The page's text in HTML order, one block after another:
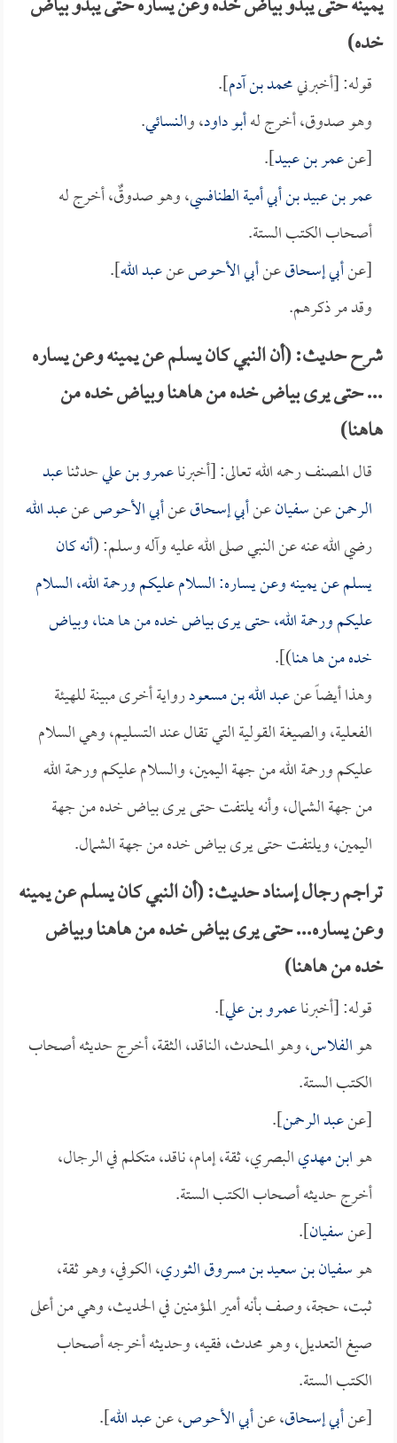
خده)
قوله: [أخبرنيمحمد بن آدم].
وهو صدوق، أخرج لهأبو داود، والنسائي.
[عنعمر بن عبيد].
عمر بن عبيد بن أبي أمية الطنافسي، وهو صدوقٌ، أخرج له
أصحاب الكتب الستة.
[عنأبي إسحاقعنأبي الأحوصعنعبد الله].
وقد مر ذكرهم.
شرح حديث: (أن النبي كان يسلم عن يمينه وعن يساره
... حتى يرى بياض خده من هاهنا وبياض خده من
هاهنا)
قال المصنف رحمه الله تعالى: [أخبرناعمرو بن عليحدثناعبد
الرحمنعنسفيانعنأبي إسحاقعنأبي الأحوصعنعبد الله
رضي الله عنه عن النبي صلى الله عليه وآله وسلم: (أنه كان
يسلم عن يمينه وعن يساره: السلام عليكم ورحمة الله، السلام
عليكم ورحمة الله، حتى يرى بياض خده من ها هنا، وبياض
خده من ها هنا)].
وهذا أيضاً عنعبد الله بن مسعودرواية أخرى مبينة للهيئة
الفعلية، والصيغة القولية التي تقال عند التسليم، وهي السلام
عليكم ورحمة الله من جهة اليمين، والسلام عليكم ورحمة الله
من جهة الشمال، وأنه يلتفت حتى يرى بياض خده من جهة
اليمين، ويلتفت حتى يرى بياض خده من جهة الشمال.
تراجم رجال إسناد حديث: (أن النبي كان يسلم عن يمينه
وعن يساره... حتى يرى بياض خده من هاهنا وبياض
خده من هاهنا)
قوله: [أخبرناعمرو بن علي].
هوالفلاس، وهو المحدث، الناقد، الثقة، أخرج حديثه أصحاب
الكتب الستة.
[عنعبد الرحمن].
هوابن مهديالبصري، ثقة، إمام، ناقد، متكلم في الرجال،
أخرج حديثه أصحاب الكتب الستة.
[عنسفيان].
هوسفيان بن سعيد بن مسروق الثوري، الكوفي، وهو ثقة،
ثبت، حجة، وصف بأنه أمير المؤمنين في الحديث، وهي من أعلى
صيغ التعديل، وهو محدث، فقيه، وحديثه أخرجه أصحاب
الكتب الستة.
[عنأبي إسحاق، عنأبي الأحوص، عنعبد الله].